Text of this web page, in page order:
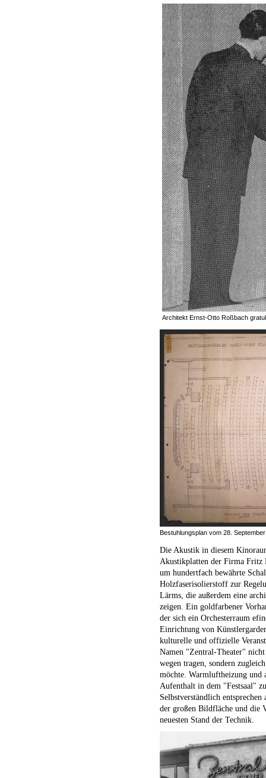
Architekt Ernst-Otto Roßbach
Bestuhlungsplan vom 28.
Die Akustik in diesem
Akustikplatten der Firma Fritz
um hundertfach bewährte
Holzfaserisolierstoff zur
Lärms, die außerdem eine
zeigen. Ein goldfarbener
der sich ein Orchesterraum
Einrichtung von
kulturelle und offizielle
Namen "Zentral-Theater"
wegen tragen, sondern
möchte. Warmluftheizung und
Aufenthalt in dem "Festsaal"
Selbstverständlich
der großen Bildfläche und die
neuesten Stand der Technik.